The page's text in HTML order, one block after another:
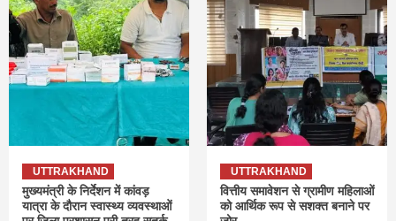
UTTRAKHAND
मुख्यमंत्री के निर्देशन में कांवड़
यात्रा के दौरान स्वास्थ्य व्यवस्थाओं
UTTRAKHAND
वित्तीय समावेशन से ग्रामीण महिलाओं
को आर्थिक रूप से सशक्त बनाने पर